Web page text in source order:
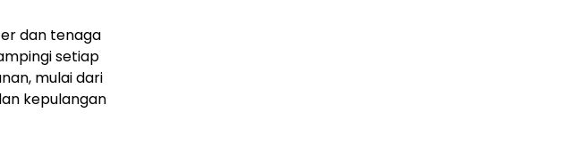
dan tenaga
setiap
mulai dari
kepulangan